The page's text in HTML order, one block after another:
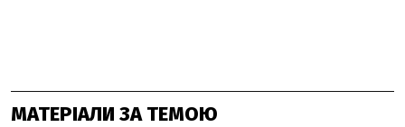
МАТЕРІАЛИ ЗА ТЕМОЮ